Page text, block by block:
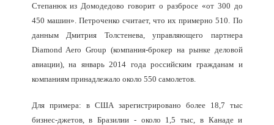
Степанюк из Домодедово говорит о разбросе «от 300 до
450 машин». Петроченко считает, что их примерно 510. По
данным Дмитрия Толстенева, управляющего партнера
Diamond Aero Group (компания-брокер на рынке деловой
авиации), на январь 2014 года российским гражданам и
компаниям принадлежало около 550 самолетов.
Для примера: в США зарегистрировано более 18,7 тыс
бизнес-джетов, в Бразилии - около 1,5 тыс, в Канаде и